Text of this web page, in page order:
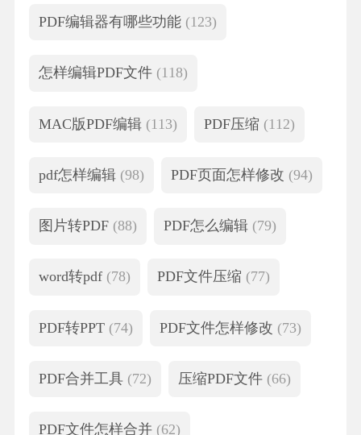
PDF编辑器有哪些功能 (123)
怎样编辑PDF文件 (118)
MAC版PDF编辑 (113) PDF压缩 (112)
pdf怎样编辑 (98) PDF页面怎样修改 (94)
图片转PDF (88) PDF怎么编辑 (79)
word转pdf (78) PDF文件压缩 (77)
PDF转PPT (74) PDF文件怎样修改 (73)
PDF合并工具 (72) 压缩PDF文件 (66)
PDF文件怎样合并 (62)